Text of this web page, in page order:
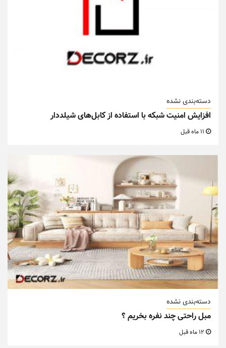
دسته‌بندی نشده
افزایش امنیت شبکه با استفاده از کابل‌های شیلددار
دسته‌بندی نشده
مبل راحتی چند نفره بخریم ؟